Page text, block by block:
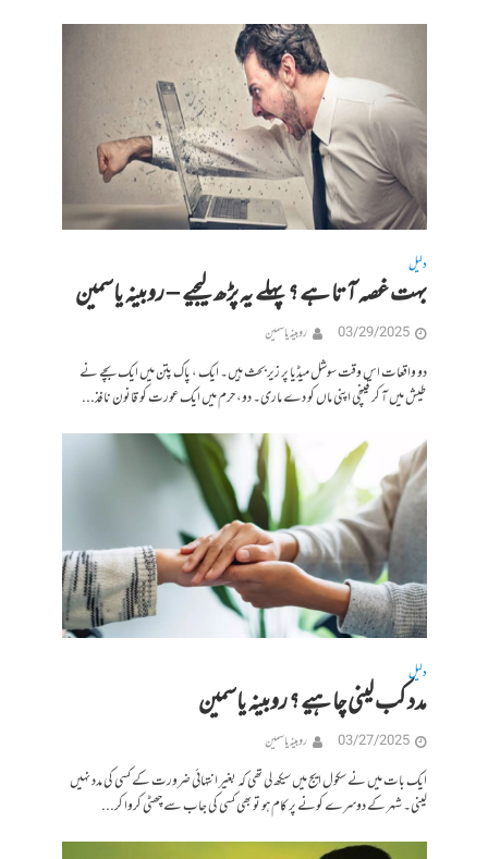
دلیل
بہت غصہ آ تا ہے ؟ پہلے یہ پڑھ لیجیے – روبینہ یاسمین
03/29/2025 روبینہ یاسمین
دو واقعات اس وقت سوشل میڈیا پر زیر بحث ہیں۔ ایک ، پاک پتن میں ایک بچے نے
طیش میں آ کر قینچی اپنی ماں کو دے ماری۔ دو، حرم میں ایک عورت کو قانون نافذ...
دلیل
مدد کب لینی چاہیے ؟ روبینہ یاسمین
03/27/2025 روبینہ یاسمین
ایک بات میں نے سکول ایج میں سیکھ لی تھی کہ بغیر انتہائی ضرورت کے کسی کی مدد نہیں
لینی۔ شہر کے دوسرے کونے پر کام ہو تو بھی کسی کی جاب سے چھٹی کروا کر...